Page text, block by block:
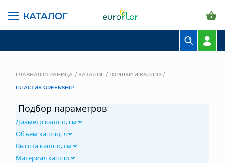
КАТАЛОГ
СВАДЕБНАЯ ФЛОРИСТИКА
ГЛАВНАЯ СТРАНИЦА КАТАЛОГ
ГОРШКИ И КАШПО
ПЛАСТИК GREENSHIP
Подбор параметров
Диаметр кашпо, см
Объем кашпо, л
Высота кашпо, см
Материал кашпо